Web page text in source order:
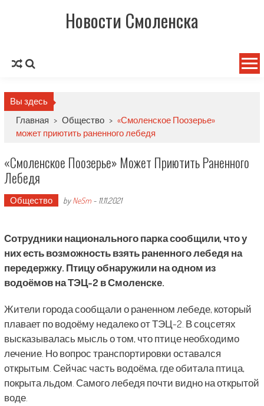
Новости Смоленска
Вы здесь
Главная > Общество > «Смоленское Поозерье»
может приютить раненного лебедя
«Смоленское Поозерье» Может Приютить Раненного
Лебедя
Общество byNeSm- 11.11.2021
Сотрудники национального парка сообщили, что у
них есть возможность взять раненного лебедя на
передержку. Птицу обнаружили на одном из
водоёмов на ТЭЦ-2 в Смоленске.
Жители города сообщали о раненном лебеде, который
плавает по водоёму недалеко от ТЭЦ-2. В соцсетях
высказывалась мысль о том, что птице необходимо
лечение. Но вопрос транспортировки оставался
открытым. Сейчас часть водоёма, где обитала птица,
покрыта льдом. Самого лебедя почти видно на открытой
воде.